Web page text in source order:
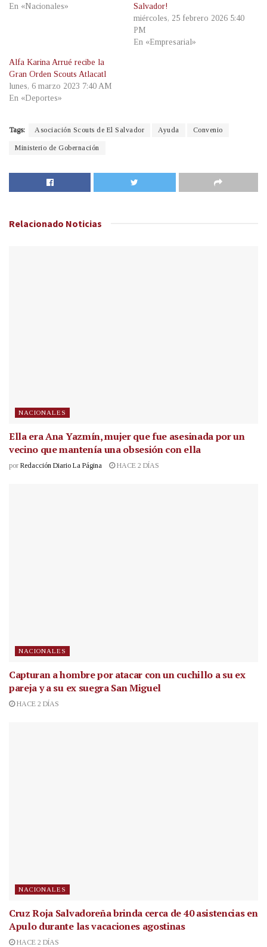
En «Nacionales»
Salvador!
miércoles, 25 febrero 2026 5:40
PM
En «Empresarial»
Alfa Karina Arrué recibe la
Gran Orden Scouts Atlacatl
lunes, 6 marzo 2023 7:40 AM
En «Deportes»
Tags: Asociación Scouts de El Salvador Ayuda Convenio
Ministerio de Gobernación
Relacionado Noticias
NACIONALES
Ella era Ana Yazmín, mujer que fue asesinada por un
vecino que mantenía una obsesión con ella
por Redacción Diario La Página HACE 2 DÍAS
NACIONALES
Capturan a hombre por atacar con un cuchillo a su ex
pareja y a su ex suegra San Miguel
HACE 2 DÍAS
NACIONALES
Cruz Roja Salvadoreña brinda cerca de 40 asistencias en
Apulo durante las vacaciones agostinas
HACE 2 DÍAS